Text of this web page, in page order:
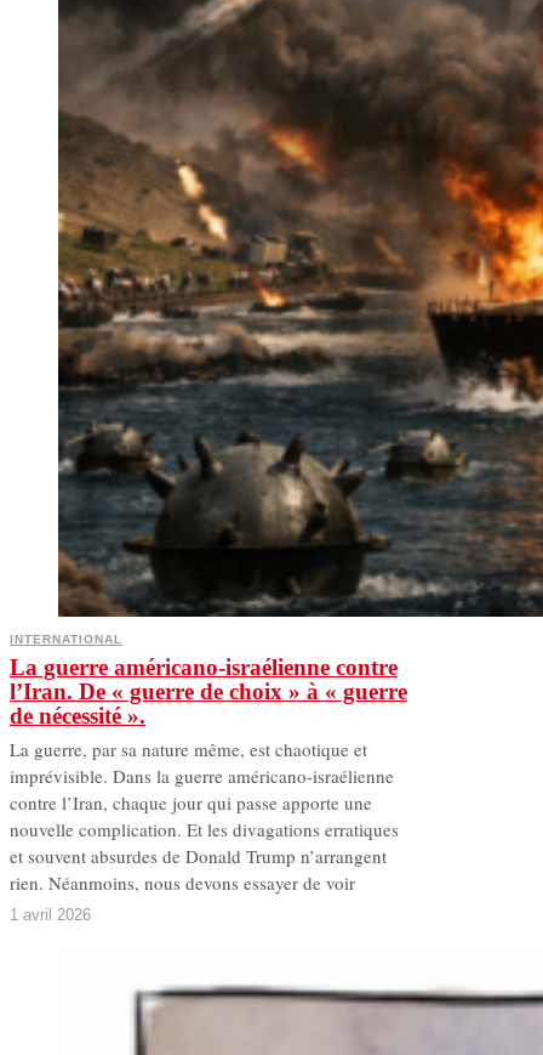
INTERNATIONAL
La guerre américano-israélienne contre
l’Iran. De « guerre de choix » à « guerre
de nécessité ».
La guerre, par sa nature même, est chaotique et
imprévisible. Dans la guerre américano-israélienne
contre l’Iran, chaque jour qui passe apporte une
nouvelle complication. Et les divagations erratiques
et souvent absurdes de Donald Trump n’arrangent
rien. Néanmoins, nous devons essayer de voir
1 avril 2026